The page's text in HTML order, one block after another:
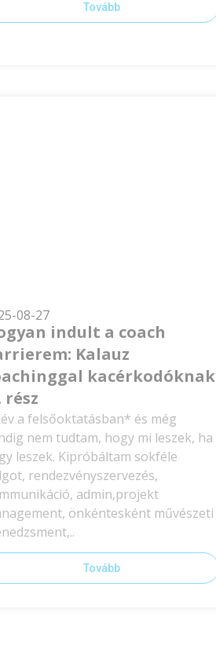
Tovább
08-27
indult a coach
Kalauz
kacérkodóknak
rész
év a felsőoktatásban* és még
nem tudtam, hogy mi leszek, ha
leszek. Kipróbáltam sokféle
rendezvényszervezés,
admin,projekt
önkéntesként művészeti
Tovább